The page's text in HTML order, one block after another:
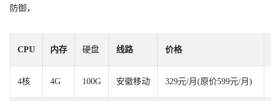
防御，
CPU 内存 硬盘 线路 价格
4核 4G 100G 安徽移动 329元/月(原价599元/月)